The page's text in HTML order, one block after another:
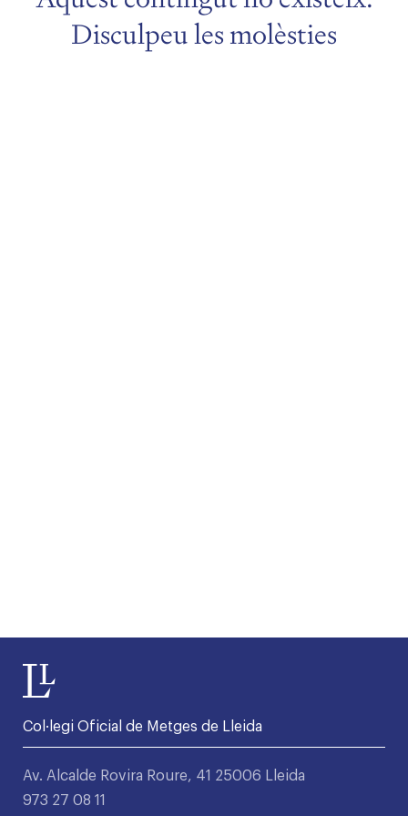
Disculpeu les molèsties
Col·legi Oficial de Metges de Lleida
Av. Alcalde Rovira Roure, 41 25006 Lleida
973 27 08 11